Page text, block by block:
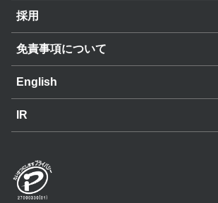
採用
免責事項について
English
IR